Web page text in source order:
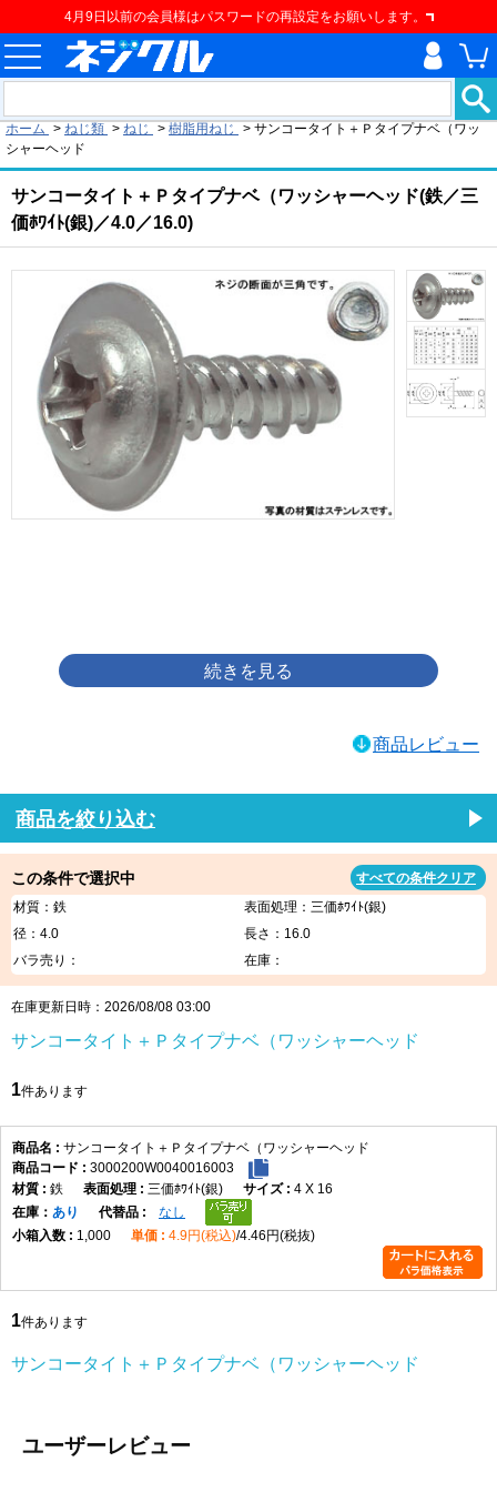
4月9日以前の会員様はパスワードの再設定をお願いします。
ホーム > ねじ類 > ねじ > 樹脂用ねじ > サンコータイト＋Ｐタイプナベ（ワッ
シャーヘッド
サンコータイト＋Ｐタイプナベ（ワッシャーヘッド(鉄／三
価ﾎﾜｲﾄ(銀)／4.0／16.0)
商品レビュー
商品を絞り込む
この条件で選択中
すべての条件クリア
材質：鉄
表面処理：三価ﾎﾜｲﾄ(銀)
径：4.0
長さ：16.0
バラ売り：
在庫：
在庫更新日時：2026/08/08 03:00
サンコータイト＋Ｐタイプナベ（ワッシャーヘッド
1件あります
サンコータイト＋Ｐタイプナベ（ワッシャーヘッド
3000200W0040016003
鉄
三価ﾎﾜｲﾄ(銀)
4 X 16
在庫
あり
なし
1,000
4.9円(税込) 4.46円(税抜)
1件あります
サンコータイト＋Ｐタイプナベ（ワッシャーヘッド
ユーザーレビュー